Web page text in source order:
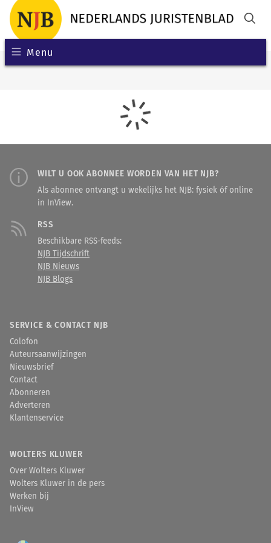
Menu
WILT U OOK ABONNEE WORDEN VAN HET NJB?
Als abonnee ontvangt u wekelijks het NJB: fysiek óf online
in InView.
RSS
Beschikbare RSS-feeds:
NJB Tijdschrift
NJB Nieuws
NJB Blogs
SERVICE & CONTACT NJB
Colofon
Auteursaanwijzingen
Nieuwsbrief
Contact
Abonneren
Adverteren
Klantenservice
WOLTERS KLUWER
Over Wolters Kluwer
Wolters Kluwer in de pers
Werken bij
InView